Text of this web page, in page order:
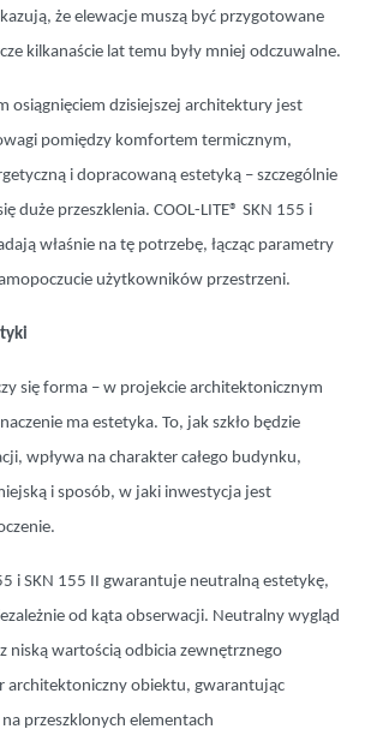
że elewacje muszą być przygotowane
kilkanaście lat temu były mniej odczuwalne.
osiągnięciem dzisiejszej architektury jest
pomiędzy komfortem termicznym,
i dopracowaną estetyką – szczególnie
duże przeszklenia. COOL-LITE® SKN 155 i
właśnie na tę potrzebę, łącząc parametry
użytkowników przestrzeni.
się forma – w projekcie architektonicznym
ma estetyka. To, jak szkło będzie
wpływa na charakter całego budynku,
i sposób, w jaki inwestycja jest
i SKN 155 II gwarantuje neutralną estetykę,
od kąta obserwacji. Neutralny wygląd
z niską wartością odbicia zewnętrznego
architektoniczny obiektu, gwarantując
przeszklonych elementach